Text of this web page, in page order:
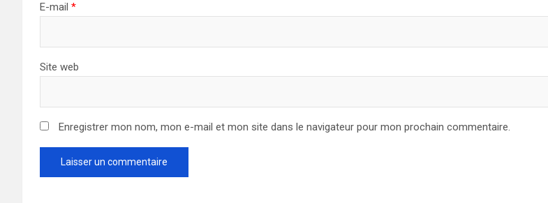
E-mail *
Site web
Enregistrer mon nom, mon e-mail et mon site dans le navigateur pour mon prochain commentaire.